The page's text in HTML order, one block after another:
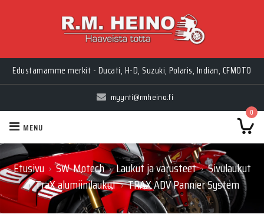
Edustamamme merkit - Ducati, H-D, Suzuki, Polaris, Indian, CFMOTO
myynti@rmheino.fi
0
MENU
Etusivu › SW-Motech › Laukut ja varusteet › Sivulaukut
› TraX alumiinilaukut › TRAX ADV Pannier System